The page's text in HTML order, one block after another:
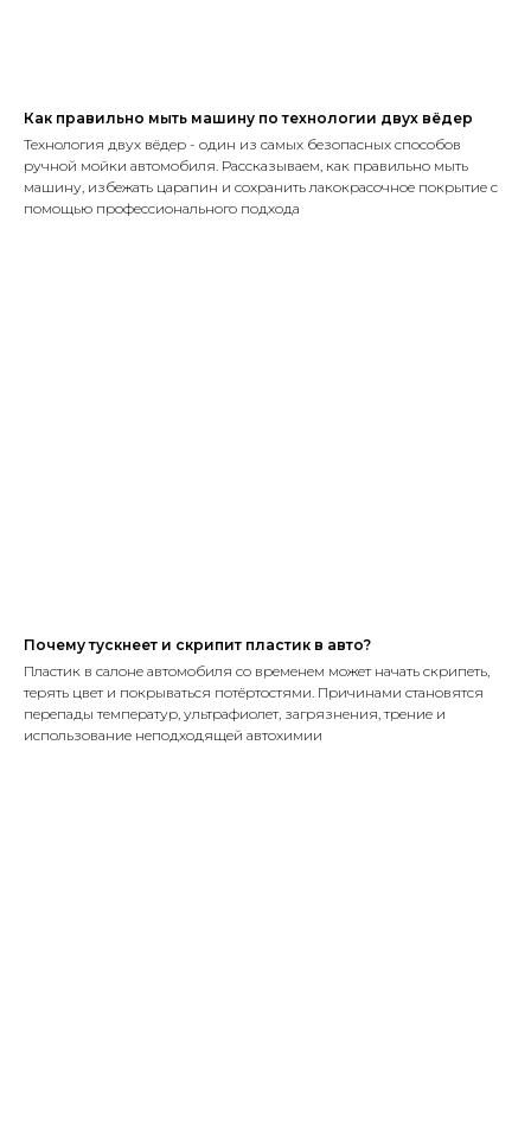
Как правильно мыть машину по технологии двух вёдер
Технология двух вёдер - один из самых безопасных способов
ручной мойки автомобиля. Рассказываем, как правильно мыть
машину, избежать царапин и сохранить лакокрасочное покрытие с
помощью профессионального подхода
Почему тускнеет и скрипит пластик в авто?
Пластик в салоне автомобиля со временем может начать скрипеть,
терять цвет и покрываться потёртостями. Причинами становятся
перепады температур, ультрафиолет, загрязнения, трение и
использование неподходящей автохимии